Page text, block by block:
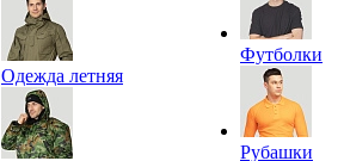
Одежда летняя
Футболки
Рубашки